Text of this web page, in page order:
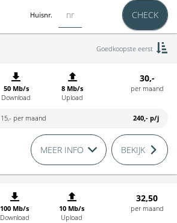
Huisnr. CHECK
Goedkoopste eerst
50 Mb/s
Download
8 Mb/s
Upload
30,-
per maand
15,- per maand 240,- p/j
MEER INFO BEKIJK
100 Mb/s
Download
10 Mb/s
Upload
32,50
per maand